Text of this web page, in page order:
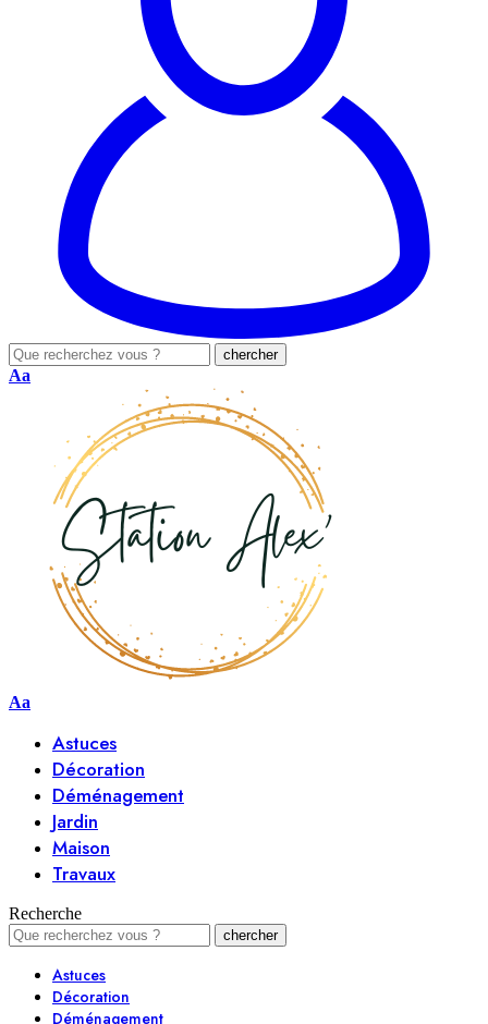
Aa
Aa
Astuces
Décoration
Déménagement
Jardin
Maison
Travaux
Recherche
Astuces
Décoration
Déménagement